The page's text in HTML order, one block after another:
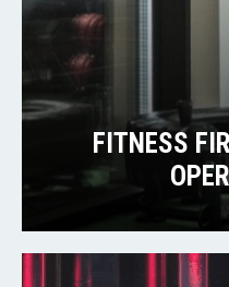
FITNESS